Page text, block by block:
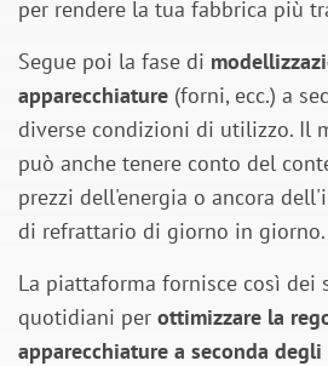
per rendere la tua fabbrica più
Segue poi la fase di
apparecchiature (forni, ecc.) a
diverse condizioni di utilizzo. Il
può anche tenere conto del
prezzi dell'energia o ancora
di refrattario di giorno in giorno.
La piattaforma fornisce così dei
quotidiani per ottimizzare la
apparecchiature a seconda